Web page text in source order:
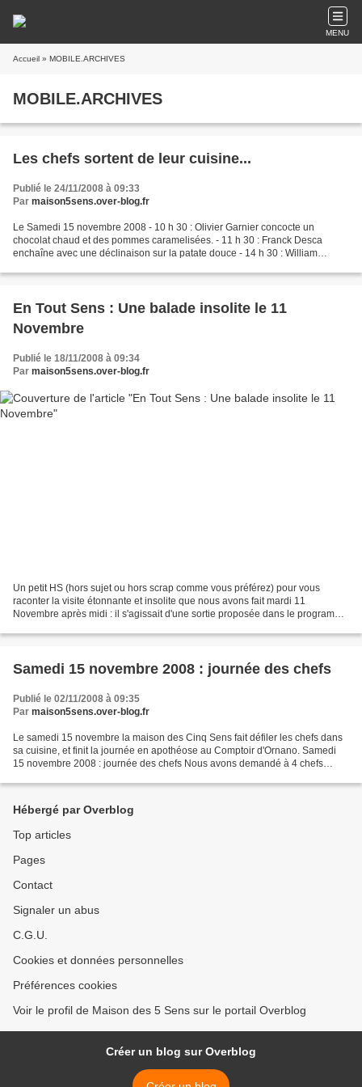
MENU
Accueil » MOBILE.ARCHIVES
MOBILE.ARCHIVES
Les chefs sortent de leur cuisine...
Publié le 24/11/2008 à 09:33
Par maison5sens.over-blog.fr
Le Samedi 15 novembre 2008 - 10 h 30 : Olivier Garnier concocte un
chocolat chaud et des pommes caramelisées. - 11 h 30 : Franck Desca
enchaîne avec une déclinaison sur la patate douce - 14 h 30 : William
En Tout Sens : Une balade insolite le 11
Novembre
Publié le 18/11/2008 à 09:34
Par maison5sens.over-blog.fr
Un petit HS (hors sujet ou hors scrap comme vous préférez) pour vous
raconter la visite étonnante et insolite que nous avons fait mardi 11
Novembre après midi : il s'agissait d'une sortie proposée dans le programme
Samedi 15 novembre 2008 : journée des chefs
Publié le 02/11/2008 à 09:35
Par maison5sens.over-blog.fr
Le samedi 15 novembre la maison des Cinq Sens fait défiler les chefs dans
sa cuisine, et finit la journée en apothéose au Comptoir d'Ornano. Samedi
15 novembre 2008 : journée des chefs Nous avons demandé à 4 chefs
Hébergé par Overblog
Top articles
Pages
Contact
Signaler un abus
C.G.U.
Cookies et données personnelles
Préférences cookies
Voir le profil de Maison des 5 Sens sur le portail Overblog
Créer un blog sur Overblog